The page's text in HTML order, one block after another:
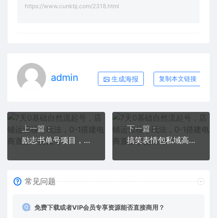
https://www.cunkbj.com/2318.html
admin 生成海报 复制本文链接
上一篇：
励志书单号项目，适合0基础小白，利润可观
下一篇：
搞笑表情包私域高利润玩法
常见问题
免费下载或者VIP会员专享资源能否直接商用？